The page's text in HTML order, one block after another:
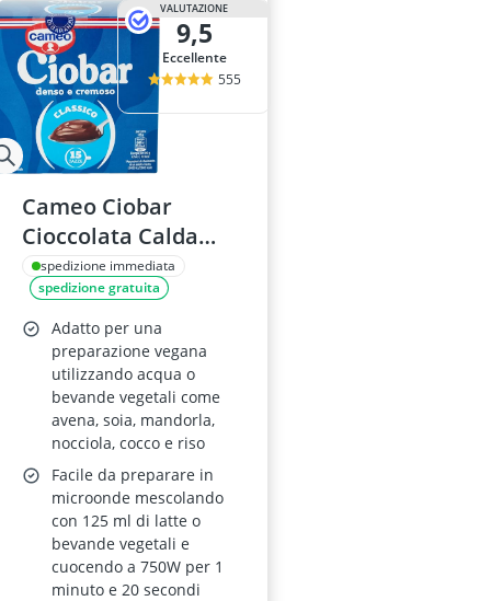
VALUTAZIONE
9,5
Eccellente
555
Cameo Ciobar
Cioccolata Calda
375g
spedizione immediata
spedizione gratuita
Adatto per una
preparazione vegana
utilizzando acqua o
bevande vegetali come
avena, soia, mandorla,
nocciola, cocco e riso
Facile da preparare in
microonde mescolando
con 125 ml di latte o
bevande vegetali e
cuocendo a 750W per 1
minuto e 20 secondi